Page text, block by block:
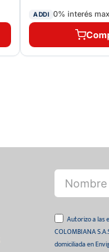
ADDI 0% interés
Autorizo a las
COLOMBIANA
domiciliada en